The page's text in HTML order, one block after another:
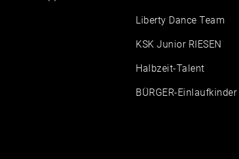
Liberty Dance Team
KSK Junior RIESEN
Halbzeit-Talent
BÜRGER-Einlaufkinder